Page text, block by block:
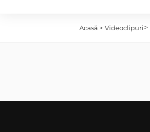
Acasă > Videoclipuri>